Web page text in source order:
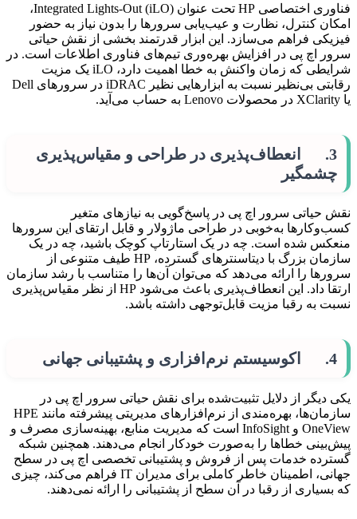
فناوری اختصاصی HP تحت عنوان Integrated Lights-Out (iLO)،
امکان کنترل، نظارت و عیب‌یابی سرورها را بدون نیاز به حضور
فیزیکی فراهم می‌سازد. این ابزار قدرتمند بخشی از نقش حیاتی
سرور اچ پی در افزایش بهره‌وری تیم‌های فناوری اطلاعات است. در
شرایطی که زمان واکنش به خطا اهمیت دارد، iLO یک مزیت
رقابتی بی‌نظیر نسبت به ابزارهایی نظیر iDRAC در سرورهای Dell
یا XClarity در محصولات Lenovo به حساب می‌آید.
3. انعطاف‌پذیری در طراحی و مقیاس‌پذیری
چشمگیر
نقش حیاتی سرور اچ پی در پاسخ‌گویی به نیازهای متغیر
کسب‌وکارها به‌خوبی در طراحی ماژولار و قابل ارتقای این سرورها
منعکس شده است. چه در یک استارتاپ کوچک باشید، چه در یک
سازمان بزرگ با دیتا‌سنترهای گسترده، HP طیف متنوعی از
سرورها را ارائه می‌دهد که می‌توان آن‌ها را متناسب با رشد سازمان
ارتقا داد. این انعطاف‌پذیری باعث می‌شود HP از نظر مقیاس‌پذیری
نسبت به رقبا مزیت قابل‌توجهی داشته باشد.
4. اکوسیستم نرم‌افزاری و پشتیبانی جهانی
یکی دیگر از دلایل تثبیت‌شده برای نقش حیاتی سرور اچ پی در
سازمان‌ها، بهره‌مندی از نرم‌افزارهای مدیریتی پیشرفته مانند HPE
OneView و InfoSight است که مدیریت منابع، بهینه‌سازی مصرف و
پیش‌بینی خطاها را به‌صورت خودکار انجام می‌دهند. همچنین شبکه
گسترده خدمات پس از فروش و پشتیبانی تخصصی اچ پی در سطح
جهانی، اطمینان خاطر کاملی برای مدیران IT فراهم می‌کند، چیزی
که بسیاری از رقبا در آن سطح از پشتیبانی را ارائه نمی‌دهند.